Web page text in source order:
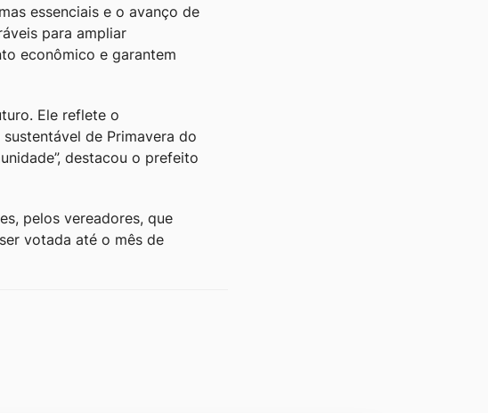
essenciais e o avanço de
para ampliar
econômico e garantem
Ele reflete o
de Primavera do
destacou o prefeito
pelos vereadores, que
votada até o mês de